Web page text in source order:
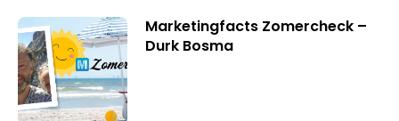
Marketingfacts Zomercheck –
Durk Bosma